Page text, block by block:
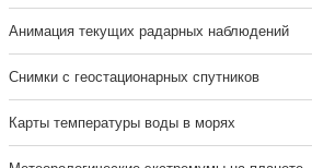
Анимация текущих радарных наблюдений
Cнимки с геостационарных спутников
Карты температуры воды в морях